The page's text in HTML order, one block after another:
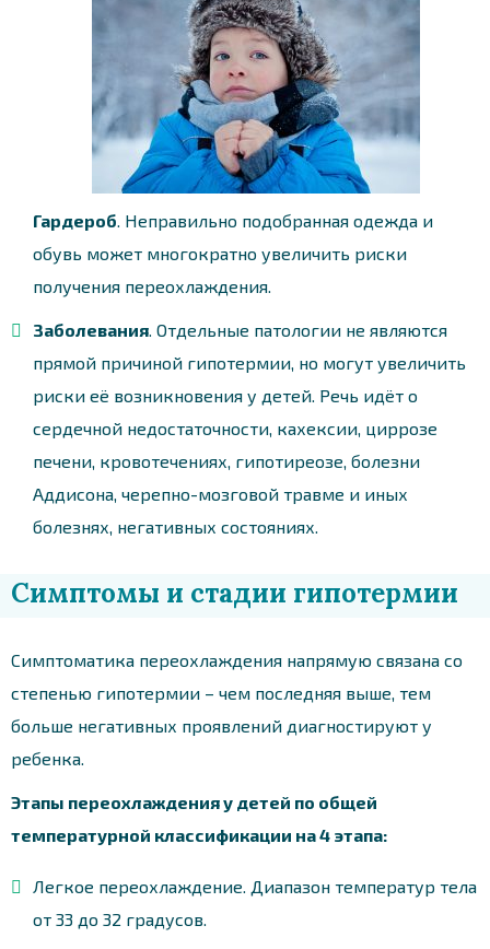
Гардероб. Неправильно подобранная одежда и
обувь может многократно увеличить риски
получения переохлаждения.
Заболевания. Отдельные патологии не являются
прямой причиной гипотермии, но могут увеличить
риски её возникновения у детей. Речь идёт о
сердечной недостаточности, кахексии, циррозе
печени, кровотечениях, гипотиреозе, болезни
Аддисона, черепно-мозговой травме и иных
болезнях, негативных состояниях.
Симптомы и стадии гипотермии
Симптоматика переохлаждения напрямую связана со
степенью гипотермии – чем последняя выше, тем
больше негативных проявлений диагностируют у
ребенка.
Этапы переохлаждения у детей по общей
температурной классификации на 4 этапа:
Легкое переохлаждение. Диапазон температур тела
от 33 до 32 градусов.